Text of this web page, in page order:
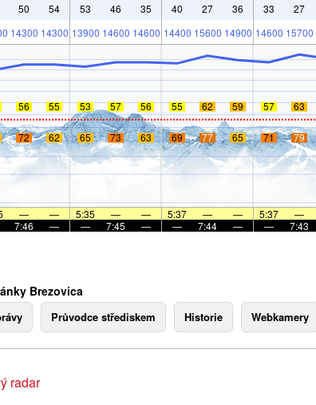
50 54 53 46 35 40 27 36 33 27
14300 14300 13900 14600 14600 14400 15600 14900 14600 15700
56 55 53 57 56 55 62 59 57 63
72 62 65 73 63 69 77 65 71 79
— — 5:35 — — 5:37 — — 5:37 —
7:46 — — 7:45 — — 7:44 — — 7:43
Brezovica
Průvodce střediskem Historie Webkamery
radar